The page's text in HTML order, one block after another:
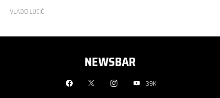
VLADO LUCIĆ
NEWSBAR
39K